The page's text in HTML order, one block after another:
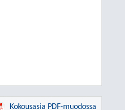
Kokousasia PDF-muodossa